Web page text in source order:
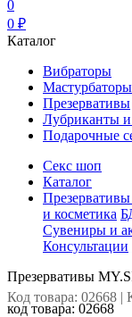
0
0 ₽
Каталог
Вибраторы
Мастурбаторы
Презервативы
Лубриканты и
Подарочные
Секс шоп
Каталог
Презервативы
и косметика
Сувениры и
Консультации
Презервативы
Код товара: 02668 |
код товара: 02668